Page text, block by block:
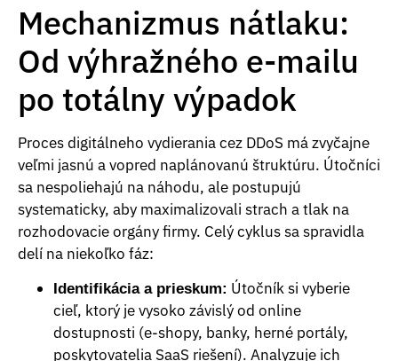
Mechanizmus nátlaku:
Od výhražného e-mailu
po totálny výpadok
Proces digitálneho vydierania cez DDoS má zvyčajne
veľmi jasnú a vopred naplánovanú štruktúru. Útočníci
sa nespoliehajú na náhodu, ale postupujú
systematicky, aby maximalizovali strach a tlak na
rozhodovacie orgány firmy. Celý cyklus sa spravidla
delí na niekoľko fáz:
Identifikácia a prieskum: Útočník si vyberie
cieľ, ktorý je vysoko závislý od online
dostupnosti (e-shopy, banky, herné portály,
poskytovatelia SaaS riešení). Analyzuje ich